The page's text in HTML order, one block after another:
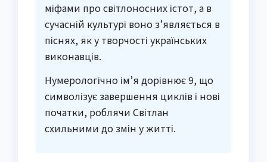
міфами про світлоносних істот, а в
сучасній культурі воно з’являється в
піснях, як у творчості українських
виконавців.
Нумерологічно ім’я дорівнює 9, що
символізує завершення циклів і нові
початки, роблячи Світлан
схильними до змін у житті.